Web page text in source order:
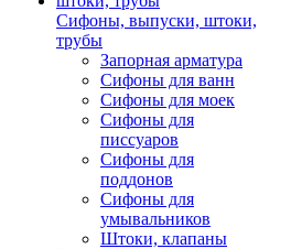
Сифоны, выпуски, штоки,
трубы
Запорная арматура
Сифоны для ванн
Сифоны для моек
Сифоны для
писсуаров
Сифоны для
поддонов
Сифоны для
умывальников
Штоки, клапаны